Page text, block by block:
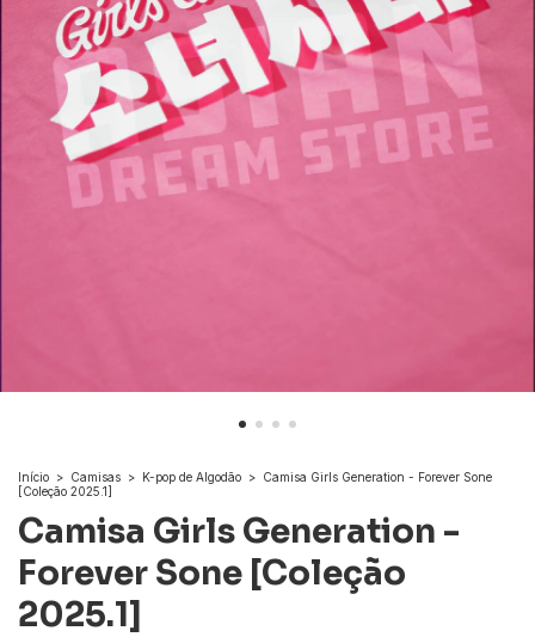
Início > Camisas > K-pop de Algodão > Camisa Girls Generation - Forever Sone
[Coleção 2025.1]
Camisa Girls Generation -
Forever Sone [Coleção
2025.1]